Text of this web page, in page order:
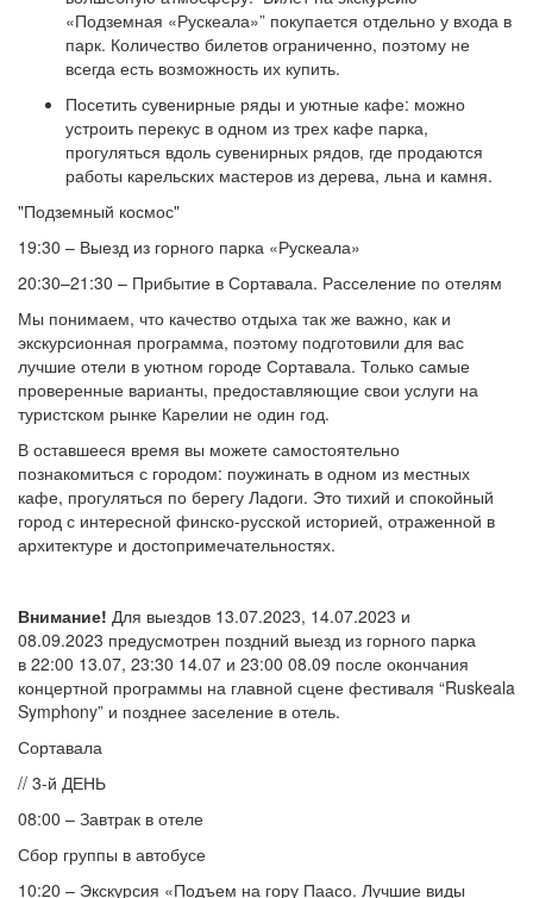
«Подземная «Рускеала»” покупается отдельно у входа в
парк. Количество билетов ограниченно, поэтому не
всегда есть возможность их купить.
Посетить сувенирные ряды и уютные кафе: можно
устроить перекус в одном из трех кафе парка,
прогуляться вдоль сувенирных рядов, где продаются
работы карельских мастеров из дерева, льна и камня.
"Подземный космос"
19:30 – Выезд из горного парка «Рускеала»
20:30–21:30 – Прибытие в Сортавала. Расселение по отелям
Мы понимаем, что качество отдыха так же важно, как и
экскурсионная программа, поэтому подготовили для вас
лучшие отели в уютном городе Сортавала. Только самые
проверенные варианты, предоставляющие свои услуги на
туристском рынке Карелии не один год.
В оставшееся время вы можете самостоятельно
познакомиться с городом: поужинать в одном из местных
кафе, прогуляться по берегу Ладоги. Это тихий и спокойный
город с интересной финско-русской историей, отраженной в
архитектуре и достопримечательностях.
Внимание! Для выездов 13.07.2023, 14.07.2023 и
08.09.2023 предусмотрен поздний выезд из горного парка
в 22:00 13.07, 23:30 14.07 и 23:00 08.09 после окончания
концертной программы на главной сцене фестиваля “Ruskeala
Symphony” и позднее заселение в отель.
Сортавала
// 3-й ДЕНЬ
08:00 – Завтрак в отеле
Сбор группы в автобусе
10:20 – Экскурсия «Подъем на гору Паасо. Лучшие виды